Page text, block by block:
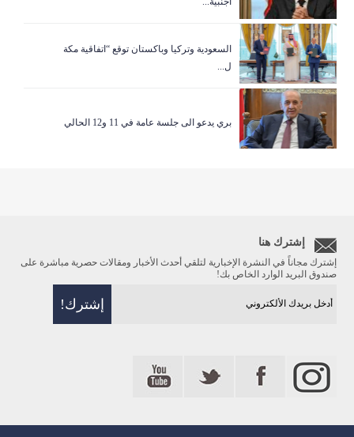
السعودية وتركيا وباكستان توقع “اتفاقية مكة
ل...
بري يدعو الى جلسة عامة في 11 و12 الحالي
إشترك هنا
إشترك مجاناً في النشرة الإخبارية لتلقي أحدث الأخبار ومقالات حصرية مباشرة على
صندوق البريد الوارد الخاص بك!